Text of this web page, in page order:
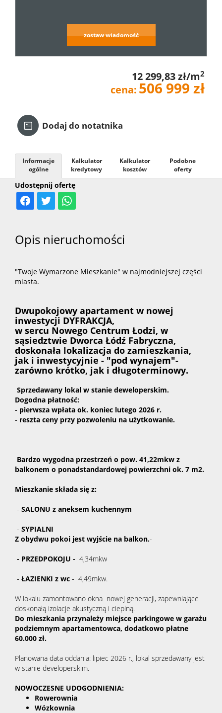
zostaw wiadomość
12 299,83 zł/m2
cena: 506 999 zł
Dodaj do notatnika
Udostępnij ofertę
Informacje
ogólne
Kalkulator
kredytowy
Kalkulator
kosztów
Podobne
oferty
Opis nieruchomości
"Twoje Wymarzone Mieszkanie" w najmodniejszej części
miasta.
Dwupokojowy apartament w nowej
inwestycji DYFRAKCJA,
w sercu Nowego Centrum Łodzi, w
sąsiedztwie Dworca Łódź Fabryczna,
doskonała lokalizacja do zamieszkania,
jak i inwestycyjnie - "pod wynajem"-
zarówno krótko, jak i długoterminowy.
Sprzedawany lokal w stanie deweloperskim.
Dogodna płatność:
- pierwsza wpłata ok. koniec lutego 2026 r.
- reszta ceny przy pozwoleniu na użytkowanie.
Bardzo wygodna przestrzeń o pow. 41,22mkw z
balkonem o ponadstandardowej powierzchni ok. 7 m2.
Mieszkanie składa się z:
- SALONU z aneksem kuchennym
- SYPIALNI
Z obydwu pokoi jest wyjście na balkon.-
- PRZEDPOKOJU - 4,34mkw
- ŁAZIENKI z wc - 4,49mkw.
W lokalu zamontowano okna nowej generacji, zapewniające
doskonałą izolacje akustyczną i cieplną.
Do mieszkania przynależy miejsce parkingowe w garażu
podziemnym apartamentowca, dodatkowo płatne
60.000 zł.
Planowana data oddania: lipiec 2026 r., lokal sprzedawany jest
w stanie developerskim.
NOWOCZESNE UDOGODNIENIA:
Rowerownia
Wózkownia